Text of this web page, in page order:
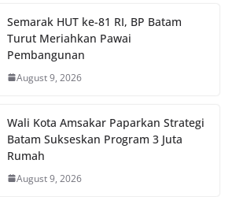
Semarak HUT ke-81 RI, BP Batam
Turut Meriahkan Pawai
Pembangunan
August 9, 2026
Wali Kota Amsakar Paparkan Strategi
Batam Sukseskan Program 3 Juta
Rumah
August 9, 2026